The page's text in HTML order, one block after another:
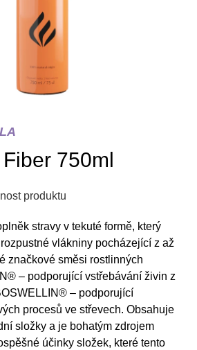
750ml
produktu
stravy v tekuté formě, který
vlákniny pocházející z až
značkové směsi rostlinných
– podporující vstřebávání živin z
– podporující
procesů ve střevech. Obsahuje
složky a je bohatým zdrojem
účinky složek, které tento